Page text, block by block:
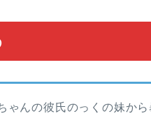
ゃんの彼氏のっくの妹か